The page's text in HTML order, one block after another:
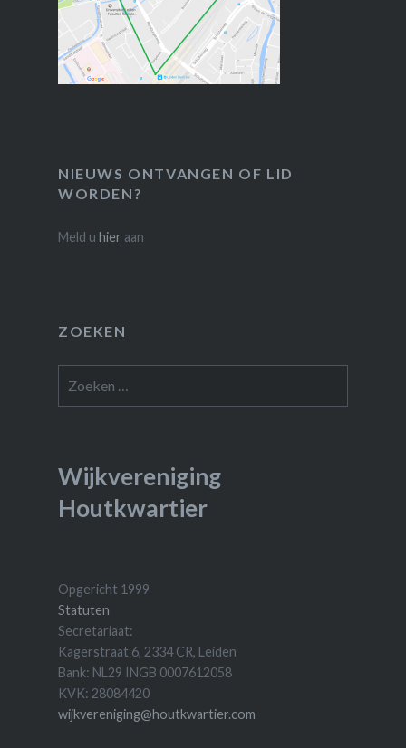
NIEUWS ONTVANGEN OF LID
WORDEN?
Meld u hier aan
ZOEKEN
naar:
Wijkvereniging
Houtkwartier
Opgericht 1999
Statuten
Secretariaat:
Kagerstraat 6, 2334 CR, Leiden
Bank: NL29 INGB 0007612058
KVK: 28084420
wijkvereniging@houtkwartier.com